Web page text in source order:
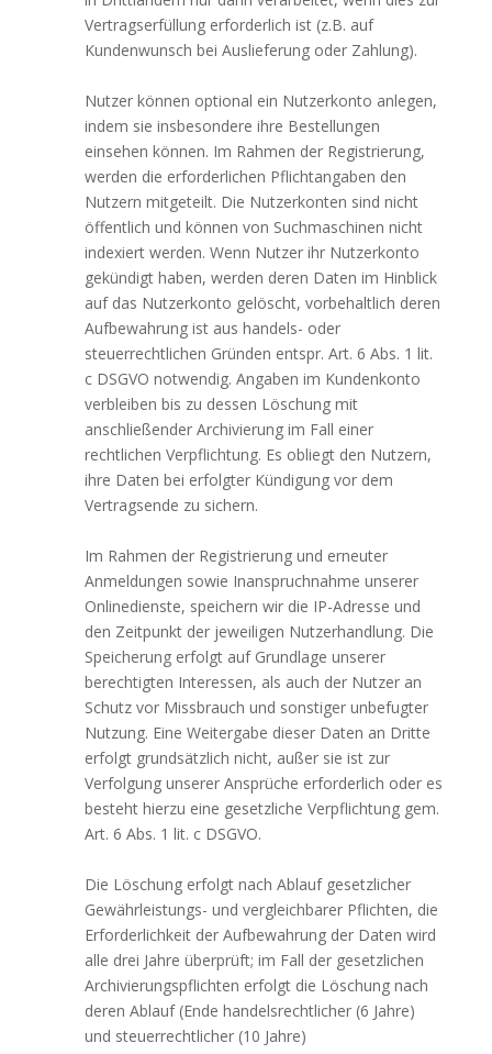
Vertragserfüllung erforderlich ist (z.B. auf
Kundenwunsch bei Auslieferung oder Zahlung).
Nutzer können optional ein Nutzerkonto anlegen,
indem sie insbesondere ihre Bestellungen
einsehen können. Im Rahmen der Registrierung,
werden die erforderlichen Pflichtangaben den
Nutzern mitgeteilt. Die Nutzerkonten sind nicht
öffentlich und können von Suchmaschinen nicht
indexiert werden. Wenn Nutzer ihr Nutzerkonto
gekündigt haben, werden deren Daten im Hinblick
auf das Nutzerkonto gelöscht, vorbehaltlich deren
Aufbewahrung ist aus handels- oder
steuerrechtlichen Gründen entspr. Art. 6 Abs. 1 lit.
c DSGVO notwendig. Angaben im Kundenkonto
verbleiben bis zu dessen Löschung mit
anschließender Archivierung im Fall einer
rechtlichen Verpflichtung. Es obliegt den Nutzern,
ihre Daten bei erfolgter Kündigung vor dem
Vertragsende zu sichern.
Im Rahmen der Registrierung und erneuter
Anmeldungen sowie Inanspruchnahme unserer
Onlinedienste, speichern wir die IP-Adresse und
den Zeitpunkt der jeweiligen Nutzerhandlung. Die
Speicherung erfolgt auf Grundlage unserer
berechtigten Interessen, als auch der Nutzer an
Schutz vor Missbrauch und sonstiger unbefugter
Nutzung. Eine Weitergabe dieser Daten an Dritte
erfolgt grundsätzlich nicht, außer sie ist zur
Verfolgung unserer Ansprüche erforderlich oder es
besteht hierzu eine gesetzliche Verpflichtung gem.
Art. 6 Abs. 1 lit. c DSGVO.
Die Löschung erfolgt nach Ablauf gesetzlicher
Gewährleistungs- und vergleichbarer Pflichten, die
Erforderlichkeit der Aufbewahrung der Daten wird
alle drei Jahre überprüft; im Fall der gesetzlichen
Archivierungspflichten erfolgt die Löschung nach
deren Ablauf (Ende handelsrechtlicher (6 Jahre)
und steuerrechtlicher (10 Jahre)